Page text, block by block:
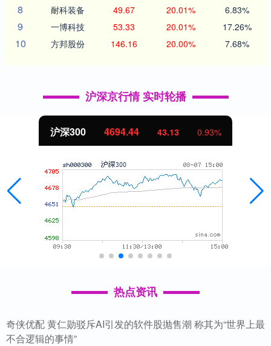
8 耐科装备 49.67 20.01% 6.83%
9 一博科技 53.33 20.01% 17.26%
10 方邦股份 146.16 20.00% 7.68%
沪深京行情 实时轮播
北证50 1134.24 11.37 1.01%
热点资讯
奇侠优配 黄仁勋驳斥AI引发的软件股抛售潮 称其为“世界上最
不合逻辑的事情”